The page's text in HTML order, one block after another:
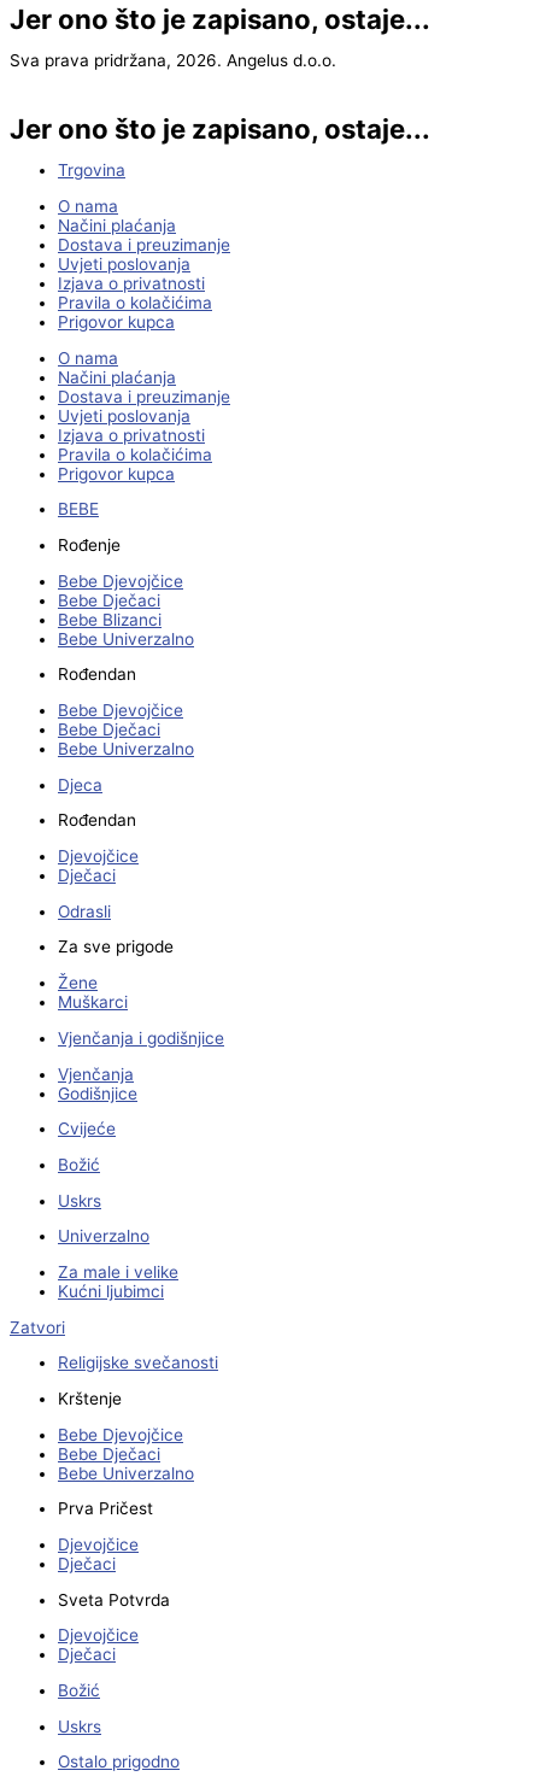
Jer ono što je zapisano, ostaje...
Sva prava pridržana, 2026. Angelus d.o.o.
Jer ono što je zapisano, ostaje...
Trgovina
O nama
Načini plaćanja
Dostava i preuzimanje
Uvjeti poslovanja
Izjava o privatnosti
Pravila o kolačićima
Prigovor kupca
O nama
Načini plaćanja
Dostava i preuzimanje
Uvjeti poslovanja
Izjava o privatnosti
Pravila o kolačićima
Prigovor kupca
BEBE
Rođenje
Bebe Djevojčice
Bebe Dječaci
Bebe Blizanci
Bebe Univerzalno
Rođendan
Bebe Djevojčice
Bebe Dječaci
Bebe Univerzalno
Djeca
Rođendan
Djevojčice
Dječaci
Odrasli
Za sve prigode
Žene
Muškarci
Vjenčanja i godišnjice
Vjenčanja
Godišnjice
Cvijeće
Božić
Uskrs
Univerzalno
Za male i velike
Kućni ljubimci
Zatvori
Religijske svečanosti
Krštenje
Bebe Djevojčice
Bebe Dječaci
Bebe Univerzalno
Prva Pričest
Djevojčice
Dječaci
Sveta Potvrda
Djevojčice
Dječaci
Božić
Uskrs
Ostalo prigodno